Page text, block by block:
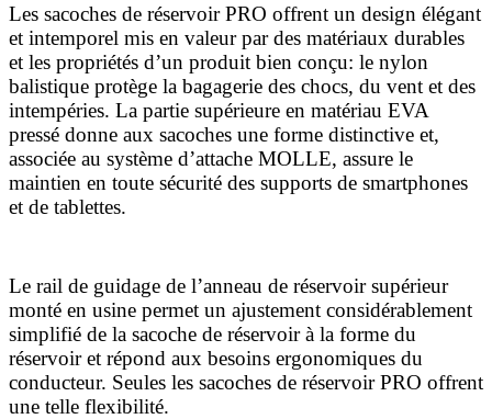
Les sacoches de réservoir PRO offrent un design élégant
et intemporel mis en valeur par des matériaux durables
et les propriétés d’un produit bien conçu: le nylon
balistique protège la bagagerie des chocs, du vent et des
intempéries. La partie supérieure en matériau EVA
pressé donne aux sacoches une forme distinctive et,
associée au système d’attache MOLLE, assure le
maintien en toute sécurité des supports de smartphones
et de tablettes.
Le rail de guidage de l’anneau de réservoir supérieur
monté en usine permet un ajustement considérablement
simplifié de la sacoche de réservoir à la forme du
réservoir et répond aux besoins ergonomiques du
conducteur. Seules les sacoches de réservoir PRO offrent
une telle flexibilité.